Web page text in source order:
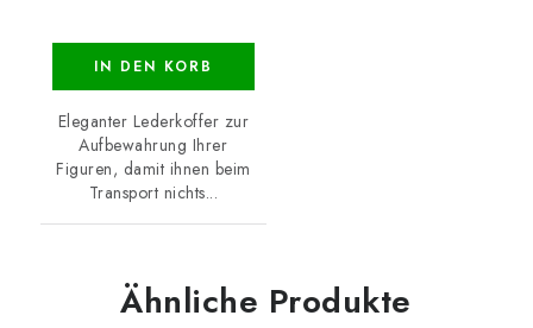
IN DEN KORB
Eleganter Lederkoffer zur
Aufbewahrung Ihrer
Figuren, damit ihnen beim
Transport nichts...
Ähnliche Produkte